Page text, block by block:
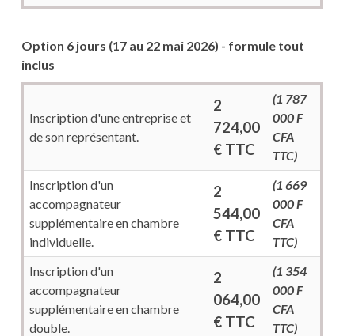
Option 6 jours (17 au 22 mai 2026) - formule tout
inclus
Inscription d'une entreprise et
de son représentant.
2
724,00
€ TTC
(1 787
000 F
CFA
TTC)
Inscription d'un
accompagnateur
supplémentaire en chambre
individuelle.
2
544,00
€ TTC
(1 669
000 F
CFA
TTC)
Inscription d'un
accompagnateur
supplémentaire en chambre
double.
2
064,00
€ TTC
(1 354
000 F
CFA
TTC)